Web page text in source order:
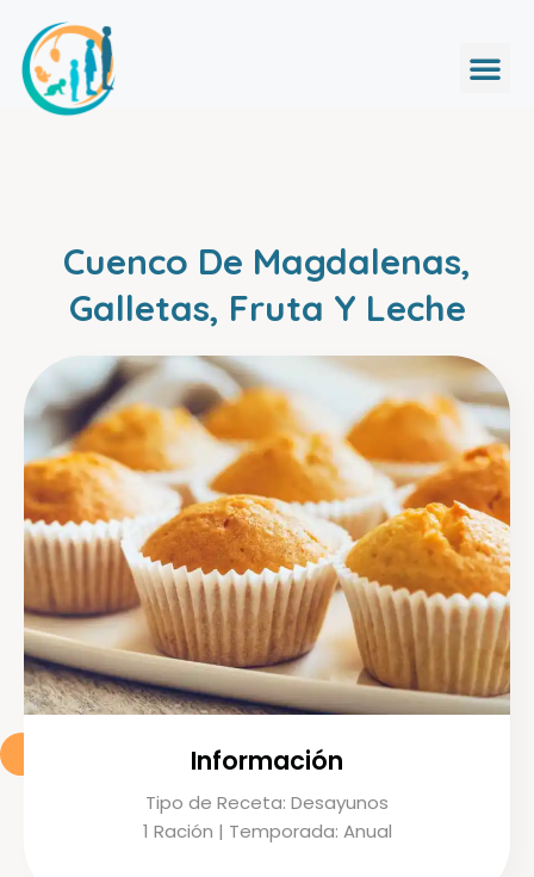
Cuenco De Magdalenas,
Galletas, Fruta Y Leche
Información
Tipo de Receta: Desayunos
1 Ración | Temporada: Anual